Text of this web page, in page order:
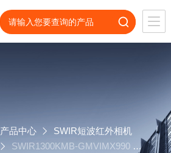
产品中心
SWIR短波红外相机
SWIR1300KMB-GMVIMX990 GI